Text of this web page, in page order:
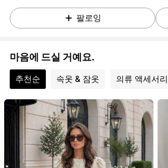
4.73 15K 팔로워
팔로잉
마음에 드실 거예요.
추천순 속옷 & 잠옷 의류 액세서리